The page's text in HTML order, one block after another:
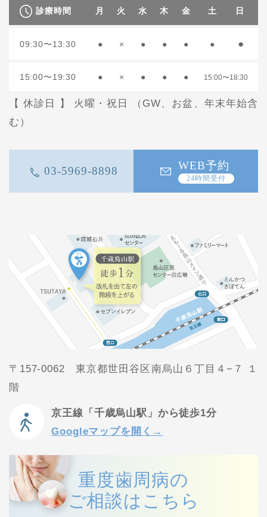
診療時間 月 火 水 木 金 土 日
09:30〜13:30 ● × ● ● ● ● ●
15:00〜19:30 ● × ● ● ● 15:00〜18:30
【 休診日 】 火曜・祝日 （GW、お盆、年末年始含
む）
03-5969-8898 WEB予約
24時間受付
〒157-0062 東京都世田谷区南烏山６丁目４−７ １
階
京王線「千歳烏山駅」から徒歩1分
Googleマップを開く→
重度歯周病の
ご相談はこちら